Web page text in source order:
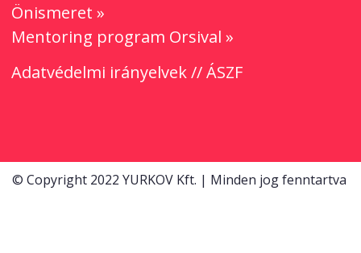
Önismeret »
Mentoring program Orsival »
Adatvédelmi irányelvek//ÁSZF
© Copyright 2022 YURKOV Kft. | Minden jog fenntartva